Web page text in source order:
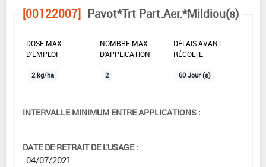
[00122007] Pavot*Trt Part.Aer.*Mildiou(s)
DOSE MAX
D'EMPLOI
NOMBRE MAX
D'APPLICATION
DÉLAIS AVANT
RÉCOLTE
2 kg/ha 2 60 Jour (s)
INTERVALLE MINIMUM ENTRE APPLICATIONS :
-
DATE DE RETRAIT DE L'USAGE :
04/07/2021